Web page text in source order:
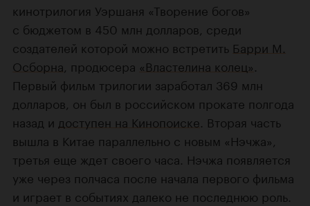
кинотрилогия Уэршаня «Творение богов»
с бюджетом в 450 млн долларов, среди
создателей которой можно встретить Барри М.
Осборна, продюсера «Властелина колец».
Первый фильм трилогии заработал 369 млн
долларов, он был в российском прокате полгода
назад и доступен на Кинопоиске. Вторая часть
вышла в Китае параллельно с новым «Нэчжа»,
третья еще ждет своего часа. Нэчжа появляется
уже через полчаса после начала первого фильма
и играет в событиях далеко не последнюю роль.